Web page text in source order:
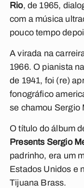
Rio, de 1965,
com a música
pouco tempo
A virada na
1966. O pianista
de 1941, foi (re)
fonográfico
se chamou Sergio
O título do álbum
Presents Sergio
padrinho, era um
Estados Unidos e
Tijuana Brass.